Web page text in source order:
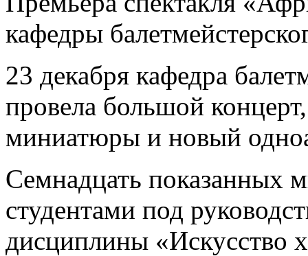
кафедры
23 декабря кафедра
провела большой
миниатюры и новый
Семнадцать показанных
студентами под
дисциплины «Искусство